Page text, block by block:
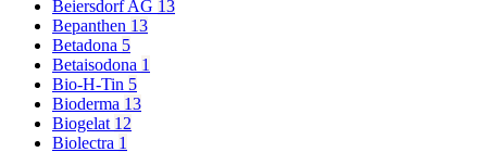
Beiersdorf AG 13
Bepanthen 13
Betadona 5
Betaisodona 1
Bio-H-Tin 5
Bioderma 13
Biogelat 12
Biolectra 1